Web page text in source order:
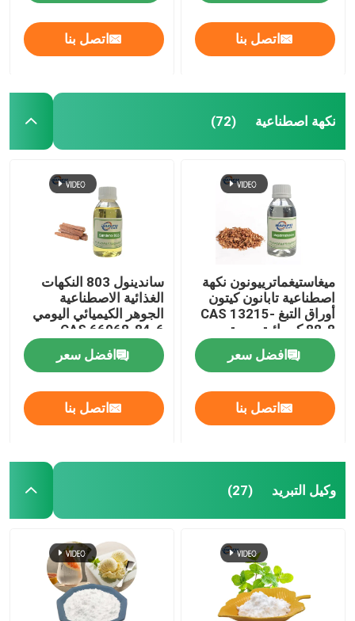
اتصل بنا اتصل بنا
نكهة اصطناعية (72)
ميغاستيغماترييونون نكهة
اصطناعية تابانون كيتون
أوراق التبغ CAS 13215-
88-8 كيميائية يومية
افضل سعر
اتصل بنا
ساندينول 803 النكهات
الغذائية الاصطناعية
الجوهر الكيميائي اليومي
CAS 66068-84-6
افضل سعر
اتصل بنا
وكيل التبريد (27)